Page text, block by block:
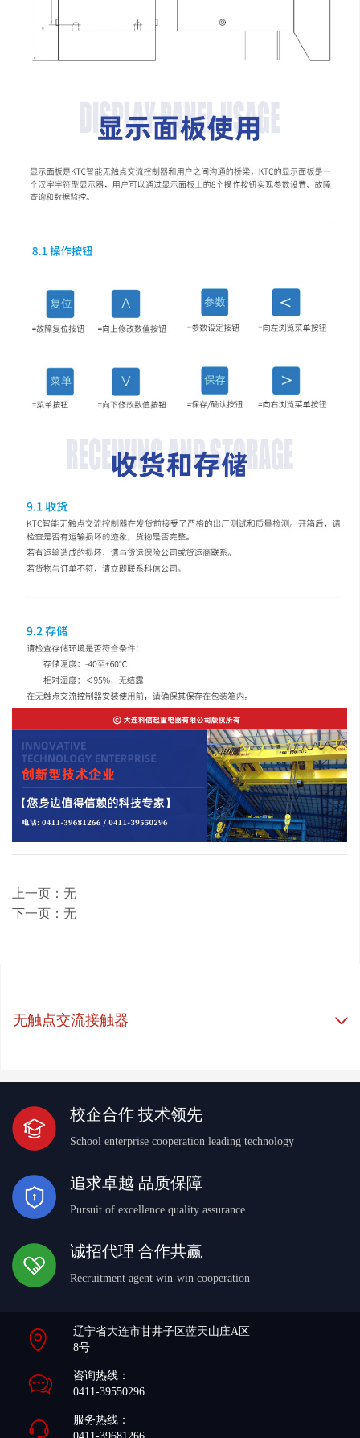
上一页：无
下一页：无
无触点交流接触器
校企合作 技术领先
School enterprise cooperation leading technology
追求卓越 品质保障
Pursuit of excellence quality assurance
诚招代理 合作共赢
Recruitment agent win-win cooperation
辽宁省大连市甘井子区蓝天山庄A区
8号
咨询热线：
0411-39550296
服务热线：